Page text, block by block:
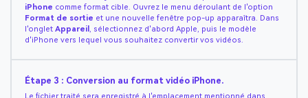
iPhone comme format cible. Ouvrez le menu déroulant de l'option
Format de sortie et une nouvelle fenêtre pop-up apparaîtra. Dans
l'ongletAppareil, sélectionnez d'abord Apple, puis le modèle
d'iPhone vers lequel vous souhaitez convertir vos vidéos.
Étape 3 : Conversion au format vidéo iPhone.